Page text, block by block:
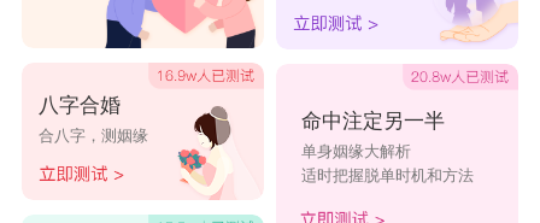
八字合婚
合八字，测姻缘
命中注定另一半
单身姻缘大解析
适时把握脱单时机和方法